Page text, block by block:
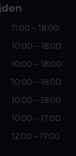
11:00 – 18:00
10:00 – 18:00
10:00 – 18:00
10:00 – 18:00
10:00 – 18:00
10:00 – 17:00
12:00 – 17:00